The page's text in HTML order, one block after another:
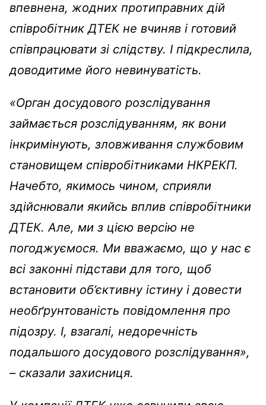
впевнена, жодних протиправних дій
співробітник ДТЕК не вчиняв і готовий
співпрацювати зі слідству. І підкреслила,
доводитиме його невинуватість.
«Орган досудового розслідування
займається розслідуванням, як вони
інкримінують, зловживання службовим
становищем співробітниками НКРЕКП.
Начебто, якимось чином, сприяли
здійснювали якийсь вплив співробітники
ДТЕК. Але, ми з цією версію не
погоджуємося. Ми вважаємо, що у нас є
всі законні підстави для того, щоб
встановити об’єктивну істину і довести
необґрунтованість повідомлення про
підозру. І, взагалі, недоречність
подальшого досудового розслідування»,
– сказали захисниця.